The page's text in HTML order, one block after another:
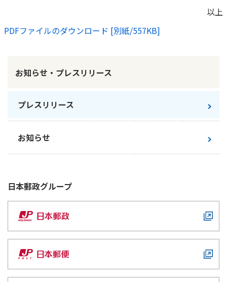
お客さまに関する情報等の確認の取り組み
各種サービス・お知らせ
お問い合わせ
健康情報
すこやか健康ラボ
ラジオ体操・みんなの体操
ラジオ体操ポータルサイト
かんぽブランド
かんぽ生命のサステナビリティ
お客さまの声／お客さまサービス向上の取組み
以上
PDFファイルのダウンロード [別紙/557KB]
お知らせ・プレスリリース
プレスリリース
お知らせ
日本郵政グループ